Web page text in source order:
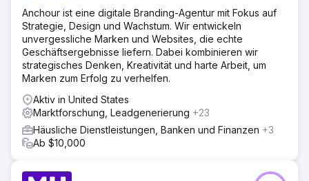
Anchour ist eine digitale Branding-Agentur mit Fokus auf
Strategie, Design und Wachstum. Wir entwickeln
unvergessliche Marken und Websites, die echte
Geschäftsergebnisse liefern. Dabei kombinieren wir
strategisches Denken, Kreativität und harte Arbeit, um
Marken zum Erfolg zu verhelfen.
Aktiv in United States
Marktforschung, Leadgenerierung +23
Häusliche Dienstleistungen, Banken und Finanzen +3
Ab $10,000